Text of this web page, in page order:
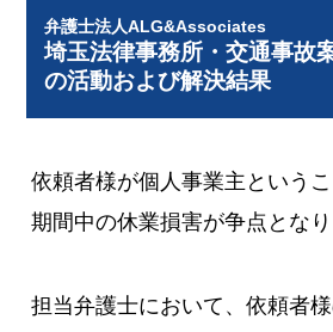
弁護士法人ALG&Associates
埼玉法律事務所・交通事故
の活動および解決結果
依頼者様が個人事業主という
期間中の休業損害が争点となり
担当弁護士において、依頼者